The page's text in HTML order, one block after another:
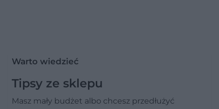
Warto wiedzieć
Tipsy ze sklepu
Masz mały budżet albo chcesz przedłużyć